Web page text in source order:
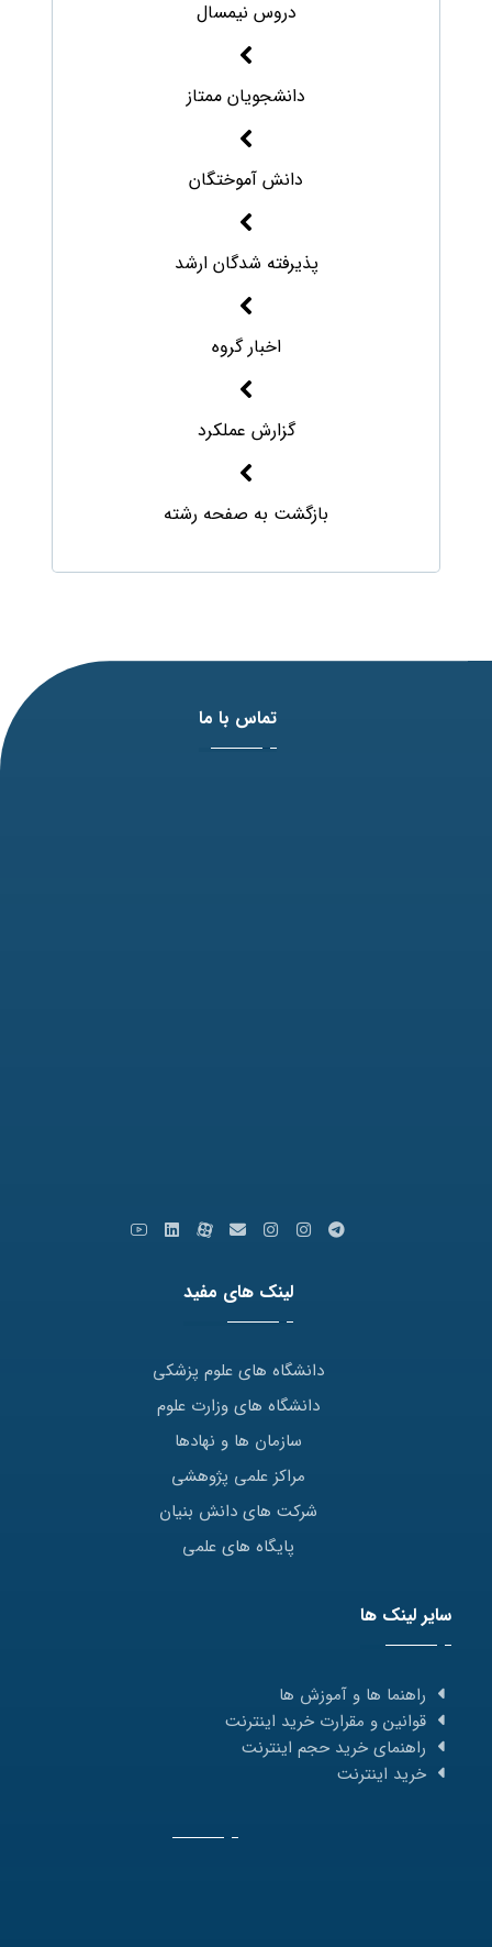
دروس نیمسال
دانشجویان ممتاز
دانش آموختگان
پذیرفته شدگان ارشد
اخبار گروه
گزارش عملکرد
بازگشت به صفحه رشته
تماس با ما
لینک های مفید
دانشگاه های علوم پزشکی
دانشگاه های وزارت علوم
سازمان ها و نهادها
مراکز علمی پژوهشی
شرکت های دانش بنیان
پایگاه های علمی
سایر لینک ها
راهنما ها و آموزش ها
قوانین و مقرارت خرید اینترنت
راهنمای خرید حجم اینترنت
خرید اینترنت